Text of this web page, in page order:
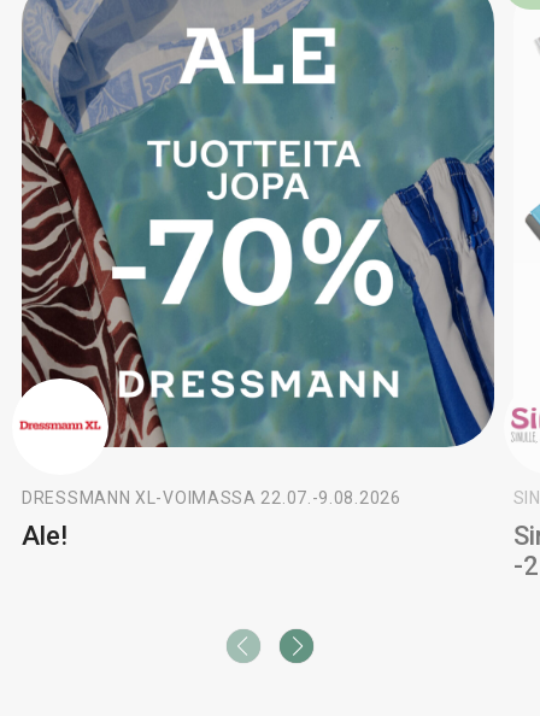
DRESSMANN XL -VOIMASSA 22.07.-9.08.2026
Ale!
-